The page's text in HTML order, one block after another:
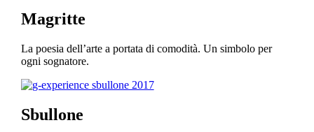
Magritte
La poesia dell’arte a portata di comodità. Un simbolo per
ogni sognatore.
Sbullone